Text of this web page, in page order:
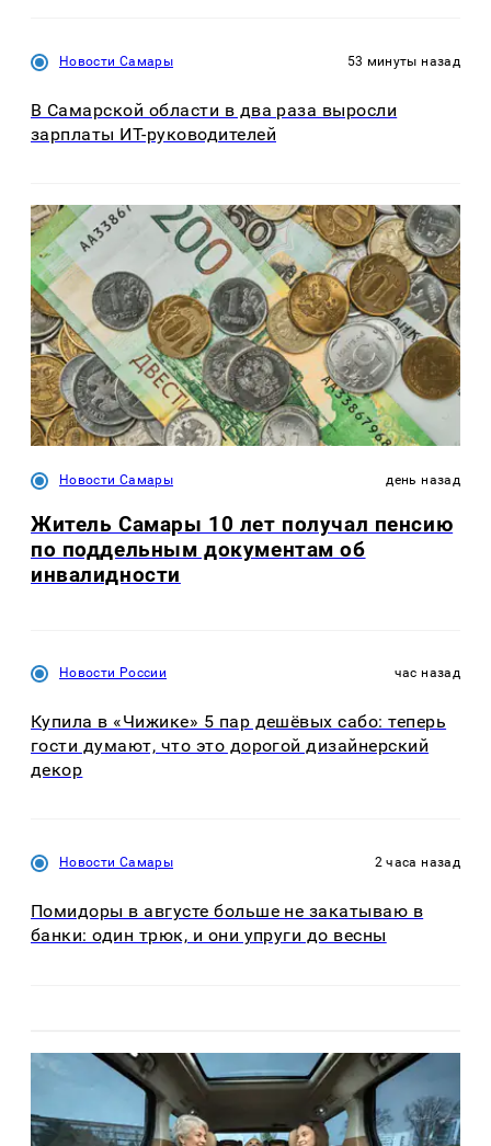
Новости Самары 53 минуты назад
В Самарской области в два раза выросли
зарплаты ИТ-руководителей
Новости Самары день назад
Житель Самары 10 лет получал пенсию
по поддельным документам об
инвалидности
Новости России час назад
Купила в «Чижике» 5 пар дешёвых сабо: теперь
гости думают, что это дорогой дизайнерский
декор
Новости Самары 2 часа назад
Помидоры в августе больше не закатываю в
банки: один трюк, и они упруги до весны